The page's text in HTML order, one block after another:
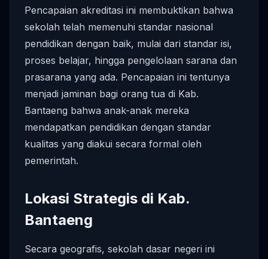
Pencapaian akreditasi ini membuktikan bahwa
sekolah telah memenuhi standar nasional
pendidikan dengan baik, mulai dari standar isi,
proses belajar, hingga pengelolaan sarana dan
prasarana yang ada. Pencapaian ini tentunya
menjadi jaminan bagi orang tua di Kab.
Bantaeng bahwa anak-anak mereka
mendapatkan pendidikan dengan standar
kualitas yang diakui secara formal oleh
pemerintah.
Lokasi Strategis di Kab.
Bantaeng
Secara geografis, sekolah dasar negeri ini